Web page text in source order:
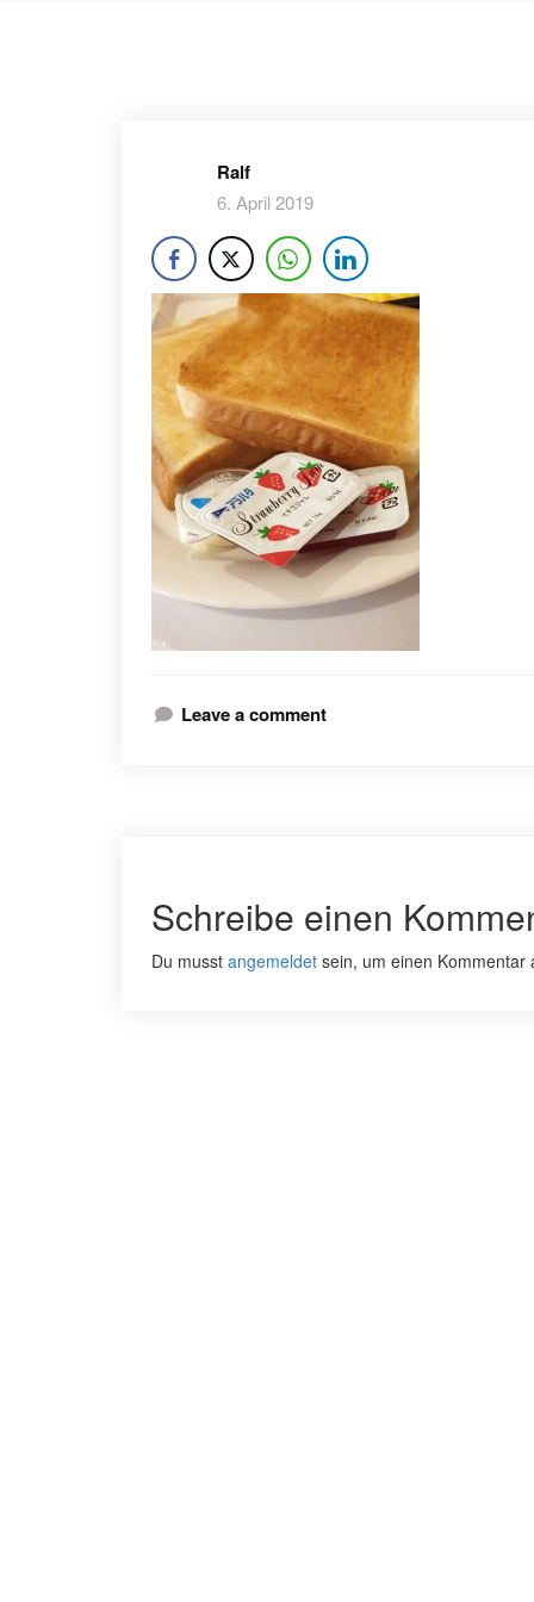
Ralf
6. April 2019
Leave a comment
Schreibe einen
Du musst angemeldet sein, um einen Kommentar